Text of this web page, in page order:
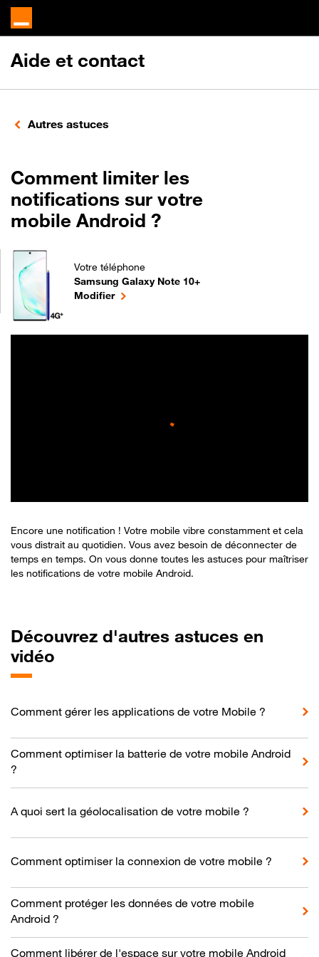
Aide et contact
Autres astuces
Comment limiter les
notifications sur votre
mobile Android ?
Votre téléphone
Samsung Galaxy Note 10+
Comment limiter les notifications sur votre
Modifierle téléphone sélectionné
Encore une notification ! Votre mobile vibre constamment et cela
vous distrait au quotidien. Vous avez besoin de déconnecter de
temps en temps. On vous donne toutes les astuces pour maîtriser
les notifications de votre mobile Android.
Découvrez d'autres astuces en
vidéo
Comment gérer les applications de votre Mobile ?
Comment optimiser la batterie de votre mobile Android
?
A quoi sert la géolocalisation de votre mobile ?
Comment optimiser la connexion de votre mobile ?
Comment protéger les données de votre mobile
Android ?
Comment libérer de l'espace sur votre mobile Android